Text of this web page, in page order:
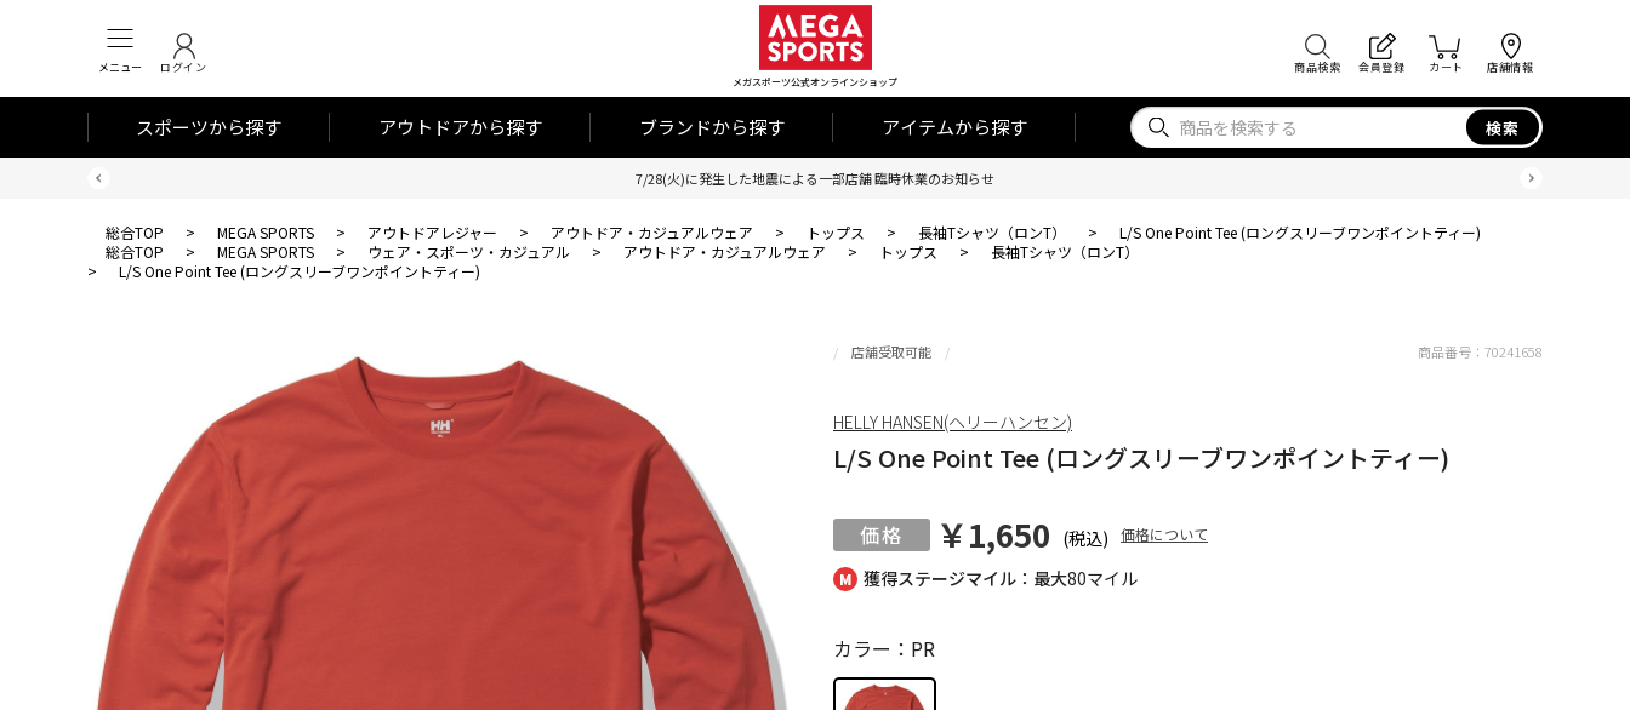
メニュー ログイン
メガスポーツ公式オンラインショップ
商品検索 会員登録 カート 店舗情報
スポーツから探す アウトドアから探す ブランドから探す アイテムから探す 検索
7/28(火)に発生した地震による一部店舗 臨時休業のお知らせ
総合TOP > MEGA SPORTS > アウトドアレジャー > アウトドア・カジュアルウェア > トップス > 長袖Tシャツ（ロンT） >
L/S One Point Tee (ロングスリーブワンポイントティー)
総合TOP
> MEGA SPORTS > ウェア・スポーツ・カジュアル > アウトドア・カジュアルウェア > トップス >
長袖Tシャツ（ロンT）
>
L/S One Point Tee (ロングスリーブワンポイントティー)
獲得ステージマイル：最大80マイル
店舗受取可能
L/S One Point Tee (ロングスリーブワンポイントティー)
￥1,650 (税込) 価格について
カラー：PR
商品番号： 70241658
HELLY HANSEN(ヘリーハンセン)